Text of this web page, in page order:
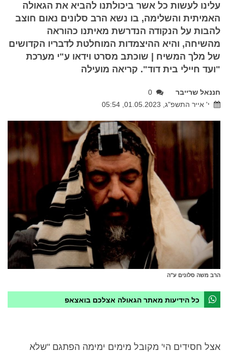
עלינו לעשות כל אשר ביכולתנו להביא את הגאולה
האמיתית והשלימה, בו נשא הרב סלונים נאום חוצב
להבות על הנקודה הנדרשת מאיתנו כהוראה
מהשיחה, והיא ההיצמדות המוחלטת לדבריו הקדושים
של מלך המשיח | שוכתב מסרט וידאו ע"י מערכת
"ועד חיילי בית דוד". קריאה מועילה
חננאל שרייבר
0
י' אייר התשפ"ג, 01.05.2023, 05:54
הרב משה סלונים ע"ה
כל הידיעות מאתר הגאולה אצלכם בואצאפ
אצל חסידים הי' מקובל מימים ימימה הפתגם "שלא